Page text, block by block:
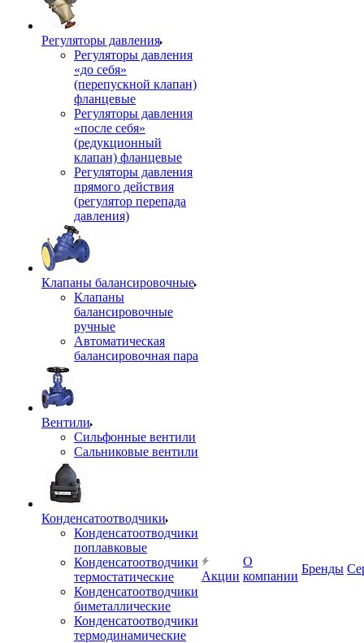
Регуляторы давления
Регуляторы давления
«до себя»
(перепускной клапан)
фланцевые
Регуляторы давления
«после себя»
(редукционный
клапан) фланцевые
Регуляторы давления
прямого действия
(регулятор перепада
давления)
Клапаны балансировочные
Клапаны
балансировочные
ручные
Автоматическая
балансировочная пара
Вентили
Сильфонные вентили
Сальниковые вентили
Конденсатоотводчики
Конденсатоотводчики
поплавковые
Конденсатоотводчики
термостатические
Конденсатоотводчики
биметаллические
Конденсатоотводчики
термодинамические
Акции
О
компании
Бренды